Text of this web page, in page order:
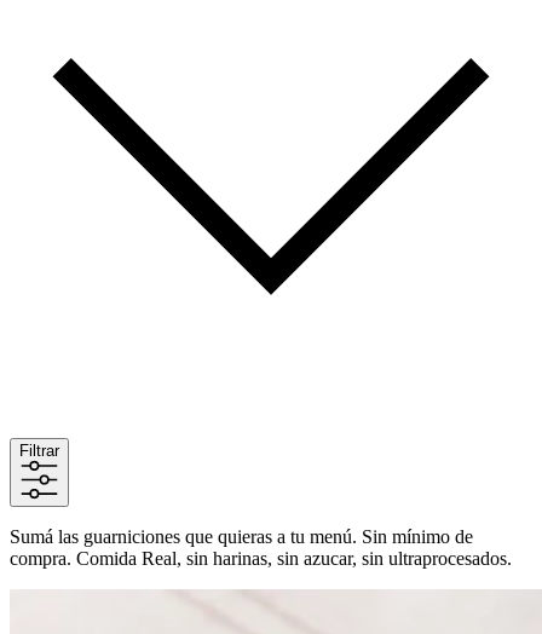
Filtrar
Sumá las guarniciones que quieras a tu menú. Sin mínimo de
compra. Comida Real, sin harinas, sin azucar, sin ultraprocesados.